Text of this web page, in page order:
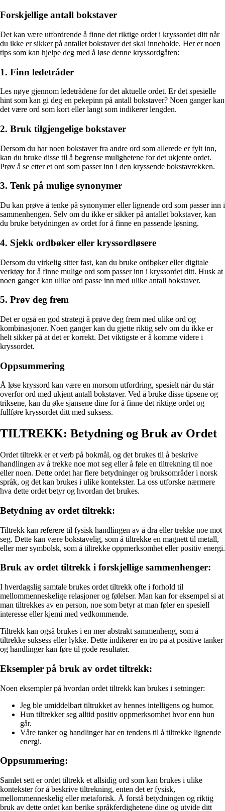
Forskjellige antall bokstaver
Det kan være utfordrende å finne det riktige ordet i kryssordet ditt når
du ikke er sikker på antallet bokstaver det skal inneholde. Her er noen
tips som kan hjelpe deg med å løse denne kryssordgåten:
1. Finn ledetråder
Les nøye gjennom ledetrådene for det aktuelle ordet. Er det spesielle
hint som kan gi deg en pekepinn på antall bokstaver? Noen ganger kan
det være ord som kort eller langt som indikerer lengden.
2. Bruk tilgjengelige bokstaver
Dersom du har noen bokstaver fra andre ord som allerede er fylt inn,
kan du bruke disse til å begrense mulighetene for det ukjente ordet.
Prøv å se etter et ord som passer inn i den kryssende bokstavrekken.
3. Tenk på mulige synonymer
Du kan prøve å tenke på synonymer eller lignende ord som passer inn i
sammenhengen. Selv om du ikke er sikker på antallet bokstaver, kan
du bruke betydningen av ordet for å finne en passende løsning.
4. Sjekk ordbøker eller kryssordløsere
Dersom du virkelig sitter fast, kan du bruke ordbøker eller digitale
verktøy for å finne mulige ord som passer inn i kryssordet ditt. Husk at
noen ganger kan ulike ord passe inn med ulike antall bokstaver.
5. Prøv deg frem
Det er også en god strategi å prøve deg frem med ulike ord og
kombinasjoner. Noen ganger kan du gjette riktig selv om du ikke er
helt sikker på at det er korrekt. Det viktigste er å komme videre i
kryssordet.
Oppsummering
Å løse kryssord kan være en morsom utfordring, spesielt når du står
overfor ord med ukjent antall bokstaver. Ved å bruke disse tipsene og
triksene, kan du øke sjansene dine for å finne det riktige ordet og
fullføre kryssordet ditt med suksess.
TILTREKK: Betydning og Bruk av Ordet
Ordet tiltrekk er et verb på bokmål, og det brukes til å beskrive
handlingen av å trekke noe mot seg eller å føle en tiltrekning til noe
eller noen. Dette ordet har flere betydninger og bruksområder i norsk
språk, og det kan brukes i ulike kontekster. La oss utforske nærmere
hva dette ordet betyr og hvordan det brukes.
Betydning av ordet tiltrekk:
Tiltrekk kan referere til fysisk handlingen av å dra eller trekke noe mot
seg. Dette kan være bokstavelig, som å tiltrekke en magnett til metall,
eller mer symbolsk, som å tiltrekke oppmerksomhet eller positiv energi.
Bruk av ordet tiltrekk i forskjellige sammenhenger:
I hverdagslig samtale brukes ordet tiltrekk ofte i forhold til
mellommenneskelige relasjoner og følelser. Man kan for eksempel si at
man tiltrekkes av en person, noe som betyr at man føler en spesiell
interesse eller kjemi med vedkommende.
Tiltrekk kan også brukes i en mer abstrakt sammenheng, som å
tiltrekke suksess eller lykke. Dette indikerer en tro på at positive tanker
og handlinger kan føre til gode resultater.
Eksempler på bruk av ordet tiltrekk:
Noen eksempler på hvordan ordet tiltrekk kan brukes i setninger:
Jeg ble umiddelbart tiltrukket av hennes intelligens og humor.
Hun tiltrekker seg alltid positiv oppmerksomhet hvor enn hun
går.
Våre tanker og handlinger har en tendens til å tiltrekke lignende
energi.
Oppsummering:
Samlet sett er ordet tiltrekk et allsidig ord som kan brukes i ulike
kontekster for å beskrive tiltrekning, enten det er fysisk,
mellommenneskelig eller metaforisk. Å forstå betydningen og riktig
bruk av dette ordet kan berike språkferdighetene dine og utvide ditt